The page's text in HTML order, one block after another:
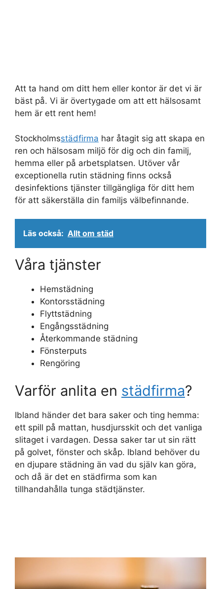
Att ta hand om ditt hem eller kontor är det vi är
bäst på. Vi är övertygade om att ett hälsosamt
hem är ett rent hem!
Stockholmsstädfirma har åtagit sig att skapa en
ren och hälsosam miljö för dig och din familj,
hemma eller på arbetsplatsen. Utöver vår
exceptionella rutin städning finns också
desinfektions tjänster tillgängliga för ditt hem
för att säkerställa din familjs välbefinnande.
Läs också: Allt om städ
Våra tjänster
Hemstädning
Kontorsstädning
Flyttstädning
Engångsstädning
Återkommande städning
Fönsterputs
Rengöring
Varför anlita en städfirma?
Ibland händer det bara saker och ting hemma:
ett spill på mattan, husdjursskit och det vanliga
slitaget i vardagen. Dessa saker tar ut sin rätt
på golvet, fönster och skåp. Ibland behöver du
en djupare städning än vad du själv kan göra,
och då är det en städfirma som kan
tillhandahålla tunga städtjänster.